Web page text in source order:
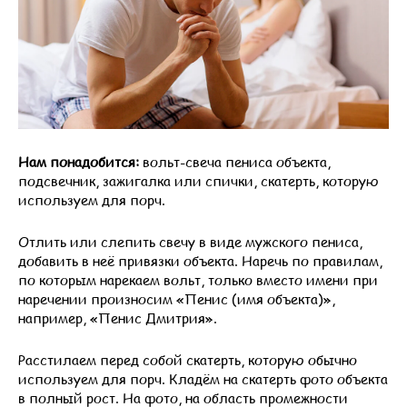
Нам понадобится: вольт-свеча пениса объекта,
подсвечник, зажигалка или спички, скатерть, которую
используем для порч.
Отлить или слепить свечу в виде мужского пениса,
добавить в неё привязки объекта. Наречь по правилам,
по которым нарекаем вольт, только вместо имени при
наречении произносим «Пенис (имя объекта)»,
например, «Пенис Дмитрия».
Расстилаем перед собой скатерть, которую обычно
используем для порч. Кладём на скатерть фото объекта
в полный рост. На фото, на область промежности